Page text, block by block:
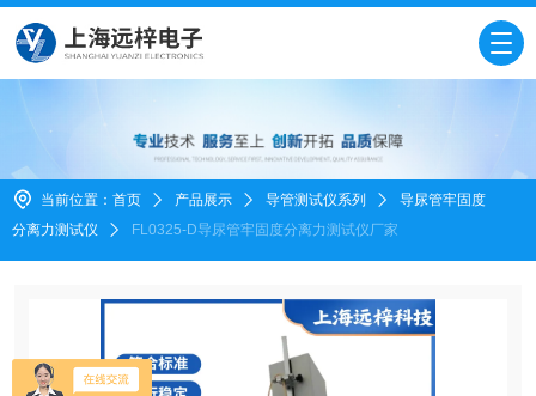
当前位置： 首页 产品展示 导管测试仪系列
导尿管牢固度
分离力测试仪
FL0325-D导尿管牢固度分离力测试仪厂家